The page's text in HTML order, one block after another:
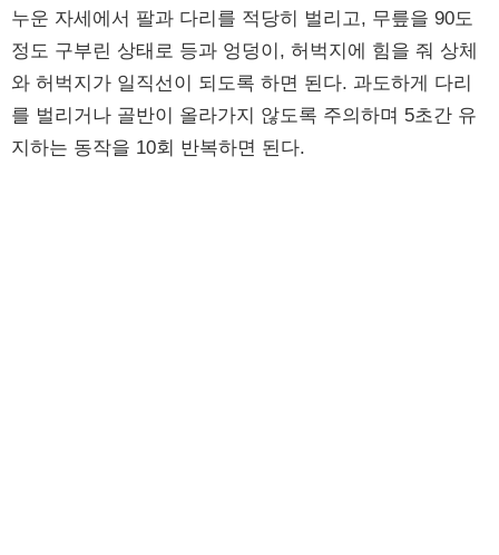
누운 자세에서 팔과 다리를 적당히 벌리고, 무릎을 90도
정도 구부린 상태로 등과 엉덩이, 허벅지에 힘을 줘 상체
와 허벅지가 일직선이 되도록 하면 된다. 과도하게 다리
를 벌리거나 골반이 올라가지 않도록 주의하며 5초간 유
지하는 동작을 10회 반복하면 된다.